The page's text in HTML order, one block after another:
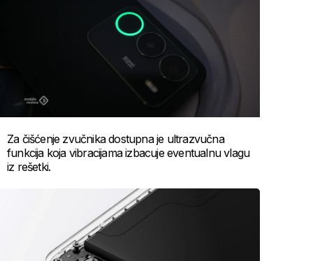
Za čišćenje zvučnika dostupna je ultrazvučna
funkcija koja vibracijama izbacuje eventualnu vlagu
iz rešetki.